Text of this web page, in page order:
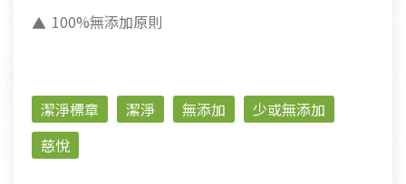
100%無添加原則
潔淨標章 潔淨 無添加
少或無添加
慈悅